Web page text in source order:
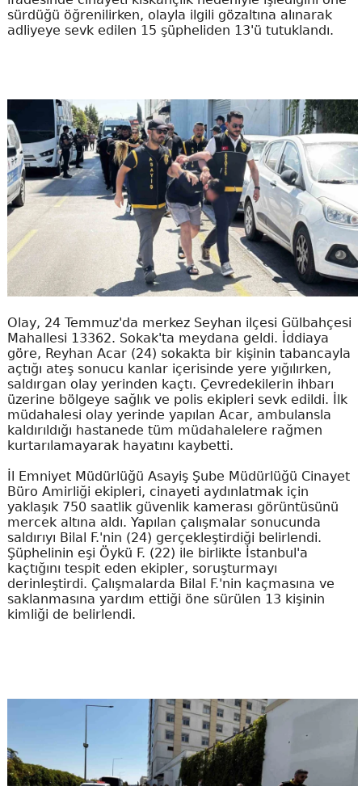
sürdüğü öğrenilirken, olayla ilgili gözaltına alınarak
adliyeye sevk edilen 15 şüpheliden 13'ü tutuklandı.
Olay, 24 Temmuz'da merkez Seyhan ilçesi Gülbahçesi
Mahallesi 13362. Sokak'ta meydana geldi. İddiaya
göre, Reyhan Acar (24) sokakta bir kişinin tabancayla
açtığı ateş sonucu kanlar içerisinde yere yığılırken,
saldırgan olay yerinden kaçtı. Çevredekilerin ihbarı
üzerine bölgeye sağlık ve polis ekipleri sevk edildi. İlk
müdahalesi olay yerinde yapılan Acar, ambulansla
kaldırıldığı hastanede tüm müdahalelere rağmen
kurtarılamayarak hayatını kaybetti.
İl Emniyet Müdürlüğü Asayiş Şube Müdürlüğü Cinayet
Büro Amirliği ekipleri, cinayeti aydınlatmak için
yaklaşık 750 saatlik güvenlik kamerası görüntüsünü
mercek altına aldı. Yapılan çalışmalar sonucunda
saldırıyı Bilal F.'nin (24) gerçekleştirdiği belirlendi.
Şüphelinin eşi Öykü F. (22) ile birlikte İstanbul'a
kaçtığını tespit eden ekipler, soruşturmayı
derinleştirdi. Çalışmalarda Bilal F.'nin kaçmasına ve
saklanmasına yardım ettiği öne sürülen 13 kişinin
kimliği de belirlendi.